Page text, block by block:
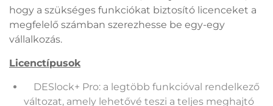
hogy a szükséges funkciókat biztosító licenceket a
megfelelő számban szerezhesse be egy-egy
vállalkozás.
Licenctípusok
DESlock+ Pro: a legtöbb funkcióval rendelkező
változat, amely lehetővé teszi a teljes meghajtó